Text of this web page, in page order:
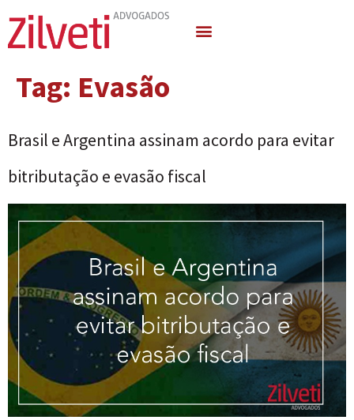
Tag: Evasão
Brasil e Argentina assinam acordo para evitar
bitributação e evasão fiscal